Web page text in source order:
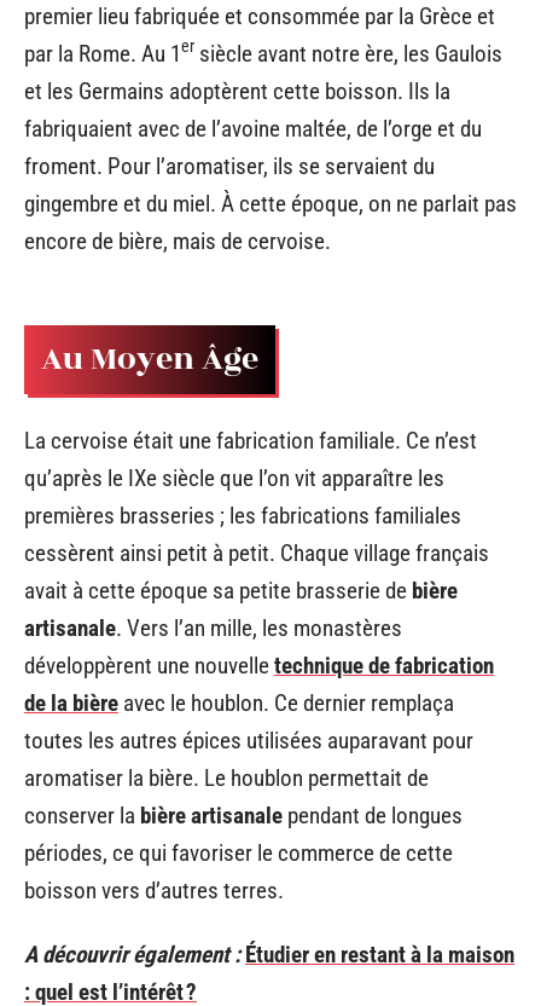
premier lieu fabriquée et consommée par la Grèce et
par la Rome. Au 1er siècle avant notre ère, les Gaulois
et les Germains adoptèrent cette boisson. Ils la
fabriquaient avec de l’avoine maltée, de l’orge et du
froment. Pour l’aromatiser, ils se servaient du
gingembre et du miel. À cette époque, on ne parlait pas
encore de bière, mais de cervoise.
Au Moyen Âge
La cervoise était une fabrication familiale. Ce n’est
qu’après le IXe siècle que l’on vit apparaître les
premières brasseries ; les fabrications familiales
cessèrent ainsi petit à petit. Chaque village français
avait à cette époque sa petite brasserie de bière
artisanale. Vers l’an mille, les monastères
développèrent une nouvelletechnique de fabrication
de la bière avec le houblon. Ce dernier remplaça
toutes les autres épices utilisées auparavant pour
aromatiser la bière. Le houblon permettait de
conserver la bière artisanale pendant de longues
périodes, ce qui favoriser le commerce de cette
boisson vers d’autres terres.
A découvrir également : Étudier en restant à la maison
: quel est l’intérêt ?